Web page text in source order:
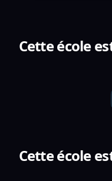
Cette école
Cette école